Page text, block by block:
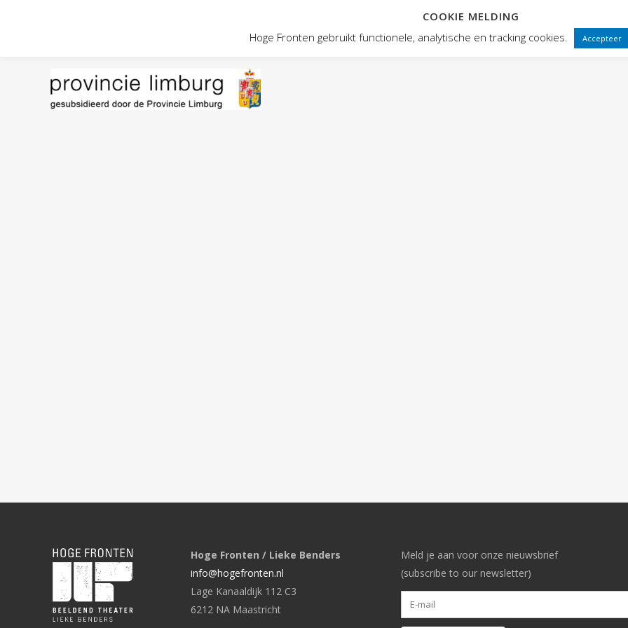
VOORSTELLINGEN PUBLIEKSWERKING
Hoge Fronten / Lieke Benders
info@hogefronten.nl
Lage Kanaaldijk 112 C3
6212 NA Maastricht
Meld je aan voor onze nieuwsbrief
(subscribe to our newsletter)
COOKIE MELDING
Hoge Fronten gebruikt functionele, analytische en tracking cookies.
Accepteer